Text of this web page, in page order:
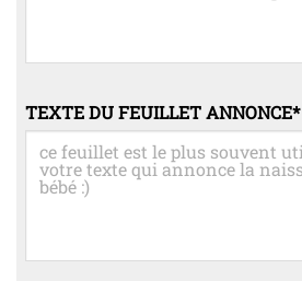
TEXTE DU FEUILLET ANNONCE*